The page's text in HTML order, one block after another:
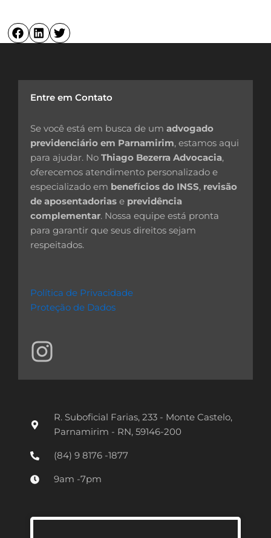
Entre em Contato
Se você está em busca de um advogado
previdenciário em Parnamirim, estamos aqui
para ajudar. No Thiago Bezerra Advocacia,
oferecemos atendimento personalizado e
especializado em benefícios do INSS, revisão
de aposentadorias e previdência
complementar. Nossa equipe está pronta
para garantir que seus direitos sejam
respeitados.
Política de Privacidade
Proteção de Dados
I
n
s
g
R. Suboficial Farias, 233 - Monte Castelo,
Parnamirim - RN, 59146-200
(84) 9 8176 -1877
9am -7pm